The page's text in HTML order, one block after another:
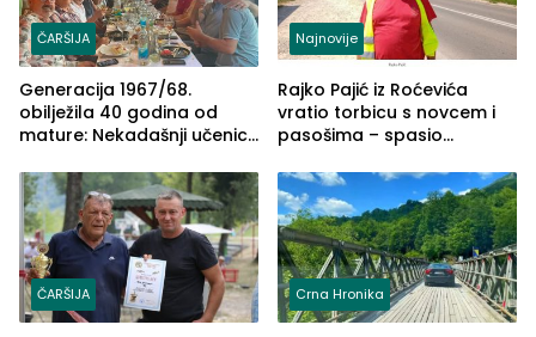
ČARŠIJA
Generacija 1967/68.
obilježila 40 godina od
mature: Nekadašnji učenici
(FOTO)
Najnovije
Rajko Pajić iz Roćevića
vratio torbicu s novcem i
pasošima – spasio
Grčkoj
ČARŠIJA Crna Hronika